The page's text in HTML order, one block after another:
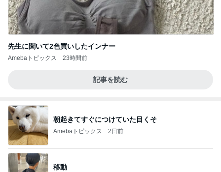
先生に聞いて2色買いしたインナー
Amebaトピックス 23時間前
記事を読む
朝起きてすぐにつけていた目くそ
Amebaトピックス 2日前
移動